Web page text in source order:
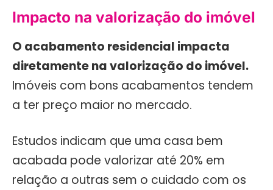
Impacto na valorização do imóvel
O acabamento residencial impacta
diretamente na valorização do imóvel.
Imóveis com bons acabamentos tendem
a ter preço maior no mercado.
Estudos indicam que uma casa bem
acabada pode valorizar até 20% em
relação a outras sem o cuidado com os